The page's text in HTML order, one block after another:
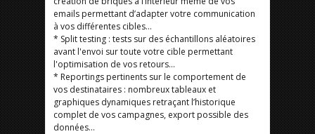
emails permettant d’adapter votre communication
à vos différentes cibles…
* Split testing : tests sur des échantillons aléatoires
avant l'envoi sur toute votre cible permettant
l'optimisation de vos retours…
* Reportings pertinents sur le comportement de
vos destinataires : nombreux tableaux et
graphiques dynamiques retraçant l’historique
complet de vos campagnes, export possible des
données…